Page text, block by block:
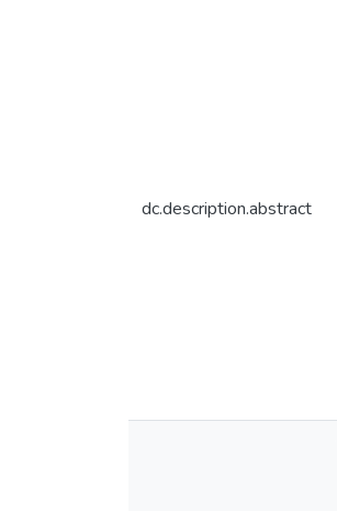
dc.description.abstract